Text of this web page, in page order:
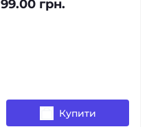
99.00 грн.
Купити